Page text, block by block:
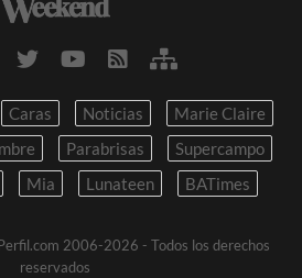
Caras Noticias
Marie Claire
Parabrisas
Supercampo
Mia Lunateen BATimes
2006-2026 - Todos los derechos
reservados